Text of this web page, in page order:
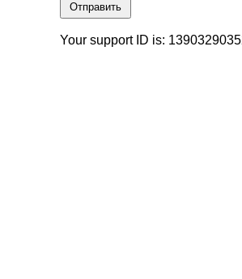
Отправить
Your support ID is: